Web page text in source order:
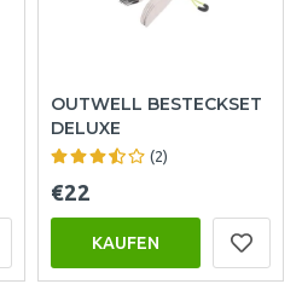
OUTWELL BESTECKSET
DELUXE
(2)
€22
KAUFEN